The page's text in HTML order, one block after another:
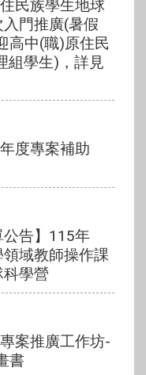
民族學生地球
門推廣(暑假
高中(職)原住民
組學生)，詳見
度專案補助
告】115年
領域教師操作課
學營
案推廣工作坊-
書